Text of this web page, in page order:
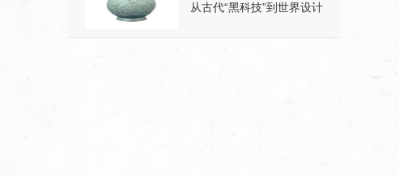
从古代“黑科技”到世界设计